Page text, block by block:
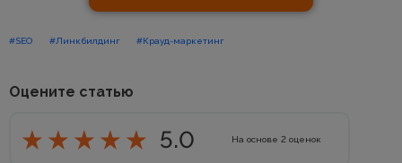
#SEO #Линкбилдинг #Крауд-маркетинг
Оцените статью
5.0 На основе 2 оценок